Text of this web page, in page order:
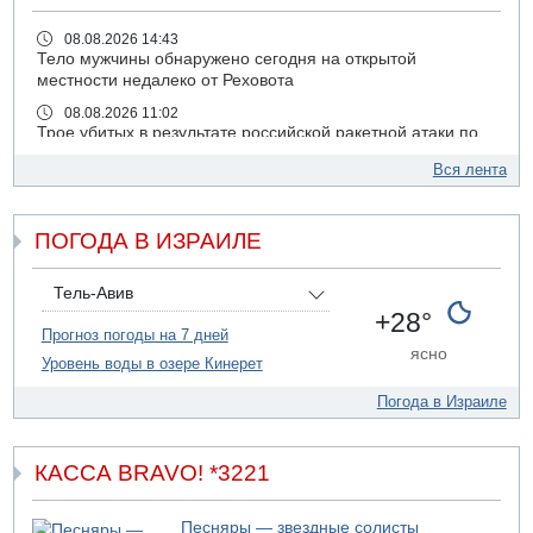
08.08.2026 14:43
Тело мужчины обнаружено сегодня на открытой
местности недалеко от Реховота
08.08.2026 11:02
Трое убитых в результате российской ракетной атаки по
07.08.2026 20:43
07.08.2026 20:41
Ynet: "Хизбалла" запустила БПЛА со взрывчаткой по
07.08.2026 19:16
ДТП в Ашдоде: тяжело ранены двое маленьких детей
07.08.2026 19:14
Дахан
Вся лента
ПОГОДА В ИЗРАИЛЕ
Тель-Авив
Прогноз погоды на 7 дней
Уровень воды в озере Кинерет
+28°
ясно
Погода в Израиле
КАССА BRAVO! *3221
Песняры — звездные солисты